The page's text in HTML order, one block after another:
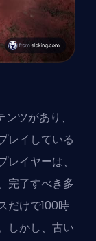
ツがあり、
レイしている
イヤーは、
完了すべき多
だけで100時
しかし、古い